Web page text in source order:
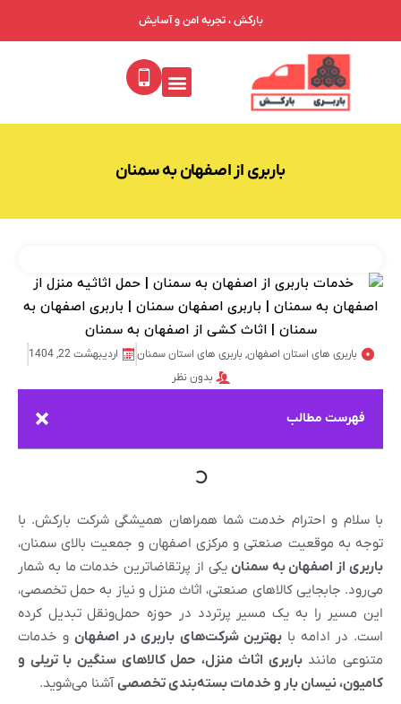
بارکش ، تجربه امن و آسایش
باربری از اصفهان به سمنان
باربری های استان اصفهان,باربری های استان سمنان
اردیبهشت 22, 1404
بدون نظر
فهرست مطالب
با سلام و احترام خدمت شما همراهان همیشگی شرکت بارکش. با
توجه به موقعیت صنعتی و مرکزی اصفهان و جمعیت بالای سمنان،
باربری از اصفهان به سمنانیکی از پرتقاضاترین خدمات ما به شمار
می‌رود. جابجایی کالاهای صنعتی، اثاث منزل و نیاز به حمل تخصصی،
این مسیر را به یک مسیر پرتردد در حوزه حمل‌ونقل تبدیل کرده
است. در ادامه بابهترین شرکت‌های باربری در اصفهانو خدمات
متنوعی مانندباربری اثاث منزل، حمل کالاهای سنگین با تریلی و
کامیون، نیسان بار و خدمات بسته‌بندی تخصصیآشنا می‌شوید.